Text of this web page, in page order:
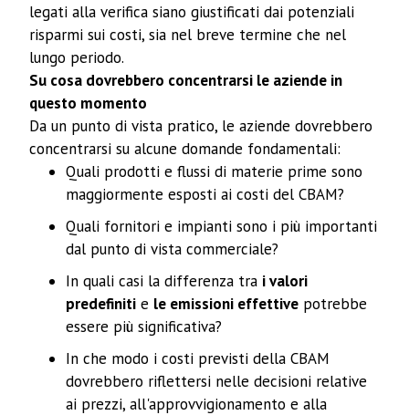
legati alla verifica siano giustificati dai potenziali
risparmi sui costi, sia nel breve termine che nel
lungo periodo.
Su cosa dovrebbero concentrarsi le aziende in
questo momento
Da un punto di vista pratico, le aziende dovrebbero
concentrarsi su alcune domande fondamentali:
Quali prodotti e flussi di materie prime sono
maggiormente esposti ai costi del CBAM?
Quali fornitori e impianti sono i più importanti
dal punto di vista commerciale?
In quali casi la differenza tra i valori
predefiniti e le emissioni effettive potrebbe
essere più significativa?
In che modo i costi previsti della CBAM
dovrebbero riflettersi nelle decisioni relative
ai prezzi, all'approvvigionamento e alla